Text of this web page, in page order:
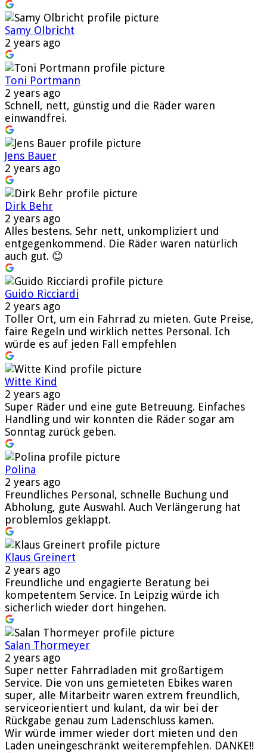
Samy Olbricht
2 years ago
Toni Portmann
2 years ago
Schnell, nett, günstig und die Räder waren
einwandfrei.
Jens Bauer
2 years ago
Dirk Behr
2 years ago
Alles bestens. Sehr nett, unkompliziert und
entgegenkommend. Die Räder waren natürlich
auch gut. 😊
Guido Ricciardi
2 years ago
Toller Ort, um ein Fahrrad zu mieten. Gute Preise,
faire Regeln und wirklich nettes Personal. Ich
würde es auf jeden Fall empfehlen
Witte Kind
2 years ago
Super Räder und eine gute Betreuung. Einfaches
Handling und wir konnten die Räder sogar am
Sonntag zurück geben.
Polina
2 years ago
Freundliches Personal, schnelle Buchung und
Abholung, gute Auswahl. Auch Verlängerung hat
problemlos geklappt.
Klaus Greinert
2 years ago
Freundliche und engagierte Beratung bei
kompetentem Service. In Leipzig würde ich
sicherlich wieder dort hingehen.
Salan Thormeyer
2 years ago
Super netter Fahrradladen mit großartigem
Service. Die von uns gemieteten Ebikes waren
super, alle Mitarbeitr waren extrem freundlich,
serviceorientiert und kulant, da wir bei der
Rückgabe genau zum Ladenschluss kamen.
Wir würde immer wieder dort mieten und den
Laden uneingeschränkt weiterempfehlen. DANKE!!